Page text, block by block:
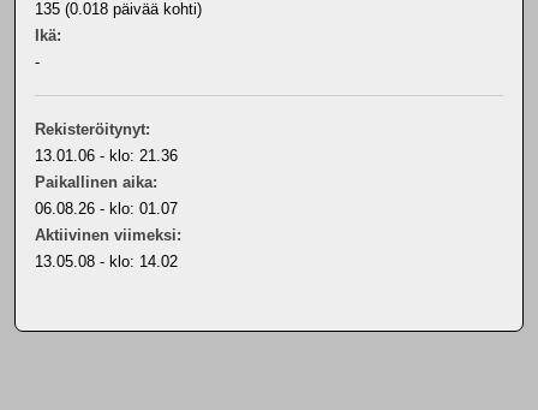
135 (0.018 päivää kohti)
Ikä:
-
Rekisteröitynyt:
13.01.06 - klo: 21.36
Paikallinen aika:
06.08.26 - klo: 01.07
Aktiivinen viimeksi:
13.05.08 - klo: 14.02